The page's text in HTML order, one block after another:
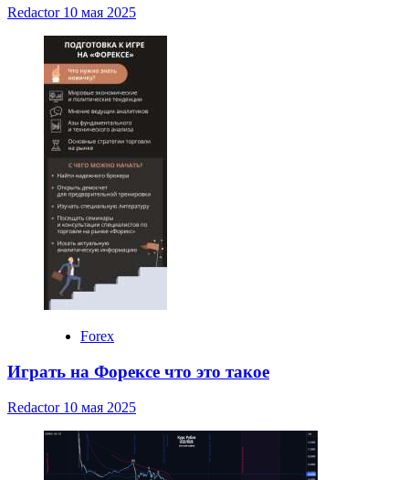
Redactor 10 мая 2025
Forex
Играть на Форексе что это такое
Redactor 10 мая 2025